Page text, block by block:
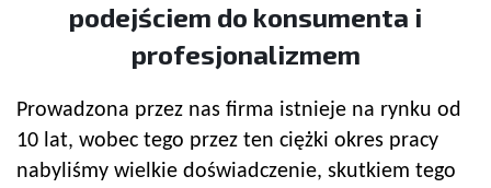
podejściem do konsumenta i
profesjonalizmem
Prowadzona przez nas firma istnieje na rynku od
10 lat, wobec tego przez ten ciężki okres pracy
nabyliśmy wielkie doświadczenie, skutkiem tego